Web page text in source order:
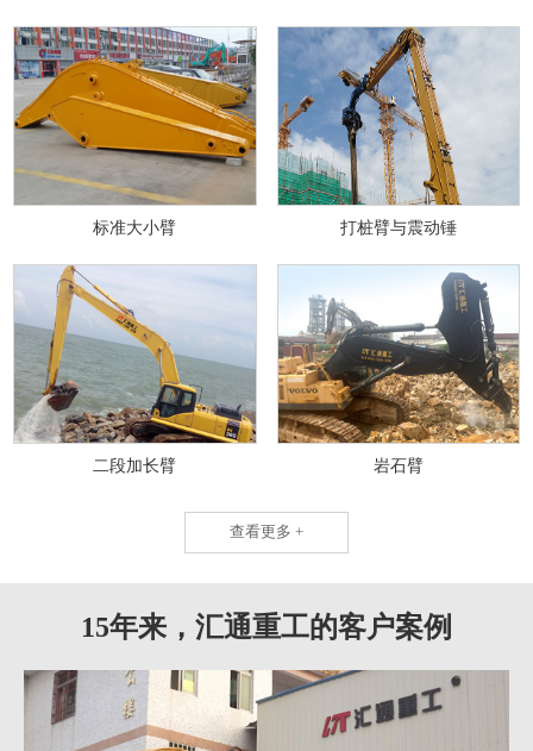
标准大小臂 打桩臂与震动锤
二段加长臂 岩石臂
查看更多 +
15年来，汇通重工的客户案例